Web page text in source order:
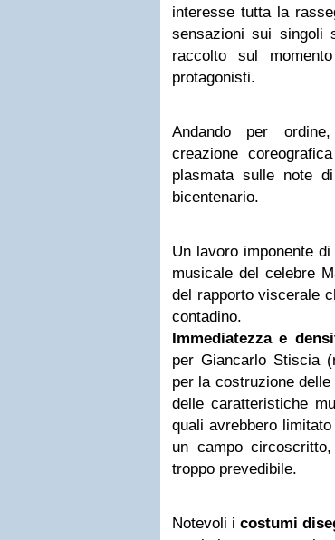
interesse tutta la
sensazioni sui singoli
raccolto sul
protagonisti.
Andando per
creazione
plasmata sulle note
bicentenario.
Un lavoro imponente di
musicale del celebre
del rapporto viscerale
contadino.
Immediatezza e
per Giancarlo Stiscia
per la costruzione
delle caratteristiche
quali avrebbero
un campo
troppo prevedibile.
Notevoli i costumi